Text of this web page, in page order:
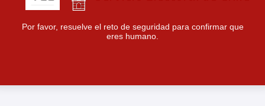
Por favor, resuelve el reto de seguridad para confirmar que
eres humano.